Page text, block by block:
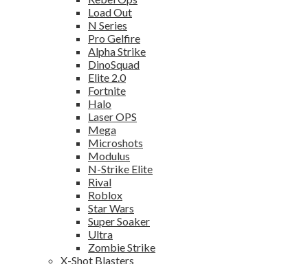
Load Out
N Series
Pro Gelfire
Alpha Strike
DinoSquad
Elite 2.0
Fortnite
Halo
Laser OPS
Mega
Microshots
Modulus
N-Strike Elite
Rival
Roblox
Star Wars
Super Soaker
Ultra
Zombie Strike
X-Shot Blasters